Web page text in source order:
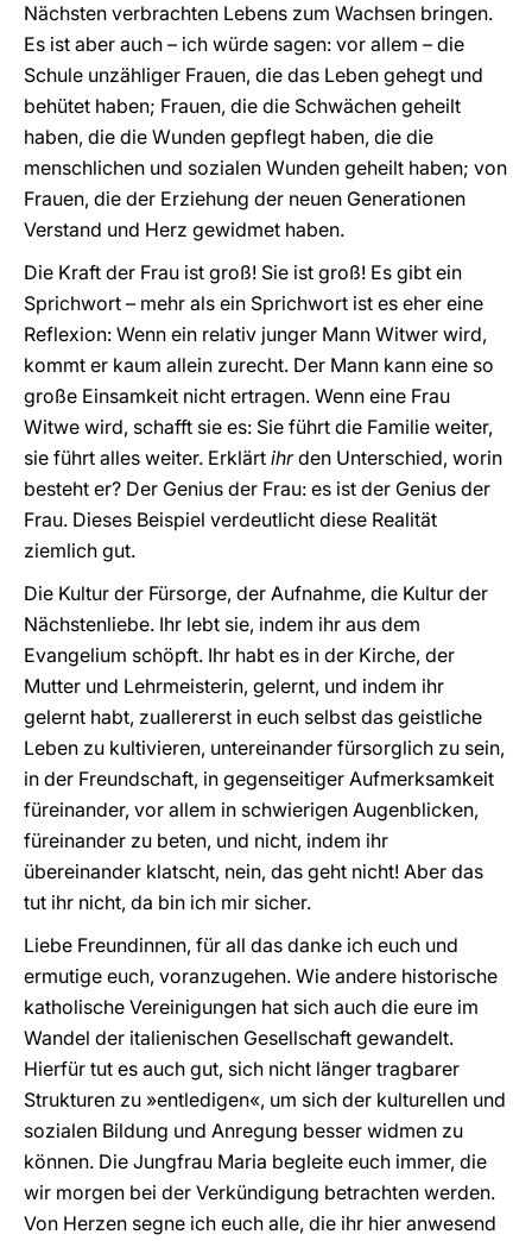
Nächsten verbrachten Lebens zum Wachsen bringen.
Es ist aber auch – ich würde sagen: vor allem – die
Schule unzähliger Frauen, die das Leben gehegt und
behütet haben; Frauen, die die Schwächen geheilt
haben, die die Wunden gepflegt haben, die die
menschlichen und sozialen Wunden geheilt haben; von
Frauen, die der Erziehung der neuen Generationen
Verstand und Herz gewidmet haben.
Die Kraft der Frau ist groß! Sie ist groß! Es gibt ein
Sprichwort – mehr als ein Sprichwort ist es eher eine
Reflexion: Wenn ein relativ junger Mann Witwer wird,
kommt er kaum allein zurecht. Der Mann kann eine so
große Einsamkeit nicht ertragen. Wenn eine Frau
Witwe wird, schafft sie es: Sie führt die Familie weiter,
sie führt alles weiter. Erklärt ihrden Unterschied, worin
besteht er? Der Genius der Frau: es ist der Genius der
Frau. Dieses Beispiel verdeutlicht diese Realität
ziemlich gut.
Die Kultur der Fürsorge, der Aufnahme, die Kultur der
Nächstenliebe. Ihr lebt sie, indem ihr aus dem
Evangelium schöpft. Ihr habt es in der Kirche, der
Mutter und Lehrmeisterin, gelernt, und indem ihr
gelernt habt, zuallererst in euch selbst das geistliche
Leben zu kultivieren, untereinander fürsorglich zu sein,
in der Freundschaft, in gegenseitiger Aufmerksamkeit
füreinander, vor allem in schwierigen Augenblicken,
füreinander zu beten, und nicht, indem ihr
übereinander klatscht, nein, das geht nicht! Aber das
tut ihr nicht, da bin ich mir sicher.
Liebe Freundinnen, für all das danke ich euch und
ermutige euch, voranzugehen. Wie andere historische
katholische Vereinigungen hat sich auch die eure im
Wandel der italienischen Gesellschaft gewandelt.
Hierfür tut es auch gut, sich nicht länger tragbarer
Strukturen zu »entledigen«, um sich der kulturellen und
sozialen Bildung und Anregung besser widmen zu
können. Die Jungfrau Maria begleite euch immer, die
wir morgen bei der Verkündigung betrachten werden.
Von Herzen segne ich euch alle, die ihr hier anwesend